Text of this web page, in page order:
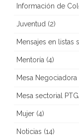
Información de
Juventud (2)
Mensajes en listas
Mentoría (4)
Mesa
Mesa sectorial
Mujer (4)
Noticias (14)